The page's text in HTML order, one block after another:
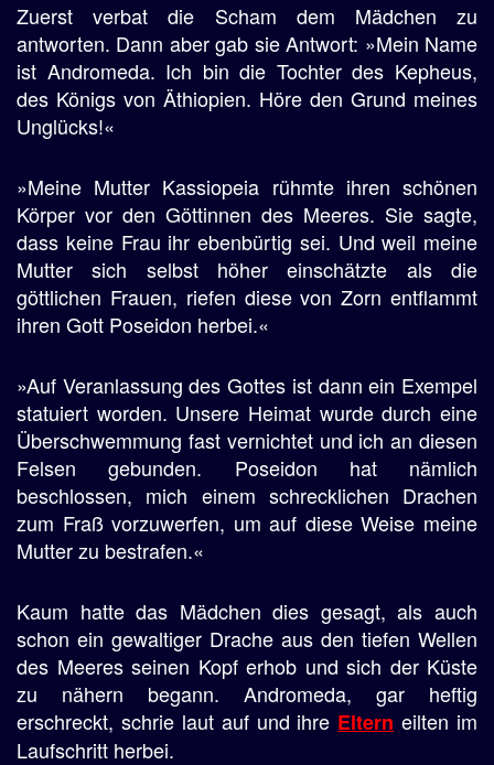
Zuerst verbat die Scham dem Mädchen zu
antworten. Dann aber gab sie Antwort: »Mein Name
ist Andromeda. Ich bin die Tochter des Kepheus,
des Königs von Äthiopien. Höre den Grund meines
Unglücks!«
»Meine Mutter Kassiopeia rühmte ihren schönen
Körper vor den Göttinnen des Meeres. Sie sagte,
dass keine Frau ihr ebenbürtig sei. Und weil meine
Mutter sich selbst höher einschätzte als die
göttlichen Frauen, riefen diese von Zorn entflammt
ihren Gott Poseidon herbei.«
»Auf Veranlassung des Gottes ist dann ein Exempel
statuiert worden. Unsere Heimat wurde durch eine
Überschwemmung fast vernichtet und ich an diesen
Felsen gebunden. Poseidon hat nämlich
beschlossen, mich einem schrecklichen Drachen
zum Fraß vorzuwerfen, um auf diese Weise meine
Mutter zu bestrafen.«
Kaum hatte das Mädchen dies gesagt, als auch
schon ein gewaltiger Drache aus den tiefen Wellen
des Meeres seinen Kopf erhob und sich der Küste
zu nähern begann. Andromeda, gar heftig
erschreckt, schrie laut auf und ihre Eltern eilten im
Laufschritt herbei.